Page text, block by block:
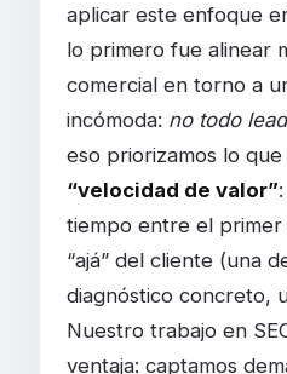
aplicar este enfoque
lo primero fue alinear
comercial en torno a
incómoda: no todo
eso priorizamos lo que
“velocidad de valor”
tiempo entre el
“ajá” del cliente (una
diagnóstico concreto,
Nuestro trabajo en
ventaja: captamos